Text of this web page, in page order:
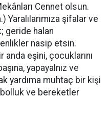
Cennet olsun.
Yaralılarımıza şifalar ve
geride halan
nasip etsin.
eşini, çocuklarını
yapayalnız ve
yardıma muhtaç bir kişi
bolluk ve bereketler